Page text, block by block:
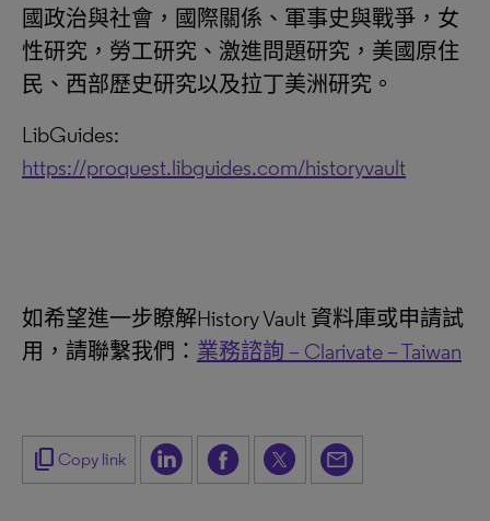
國政治與社會，國際關係、軍事史與戰爭，女
性研究，勞工研究、激進問題研究，美國原住
民、西部歷史研究以及拉丁美洲研究。
LibGuides:
https://proquest.libguides.com/historyvault
如希望進一步瞭解History Vault 資料庫或申請試
用，請聯繫我們： 業務諮詢 – Clarivate – Taiwan
content_copy Copy link